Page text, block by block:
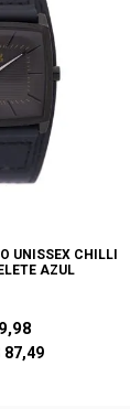
UNISSEX CHILLI
AZUL
87,49